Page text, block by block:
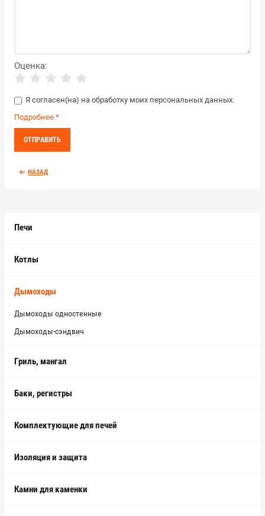
Печи
Котлы
Дымоходы
Дымоходы одностенные
Дымоходы-сэндвич
Гриль, мангал
Баки, регистры
Комплектующие для печей
Изоляция и защита
Камни для каменки
Оценка:
Я согласен(на) на обработку моих персональных данных.
Подробнее *
НАЗАД